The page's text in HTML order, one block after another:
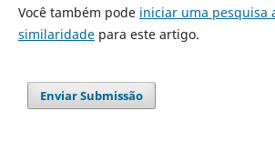
Você também pode iniciar uma pesquisa
similaridadepara este artigo.
Enviar Submissão